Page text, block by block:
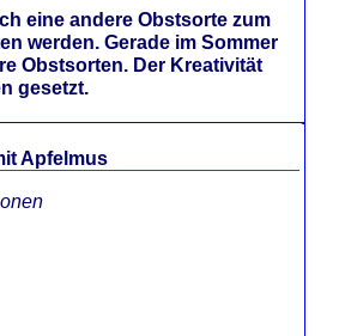
eine andere Obstsorte zum
werden. Gerade im Sommer
Obstsorten. Der Kreativität
gesetzt.
Apfelmus